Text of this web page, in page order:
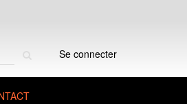
Se connecter